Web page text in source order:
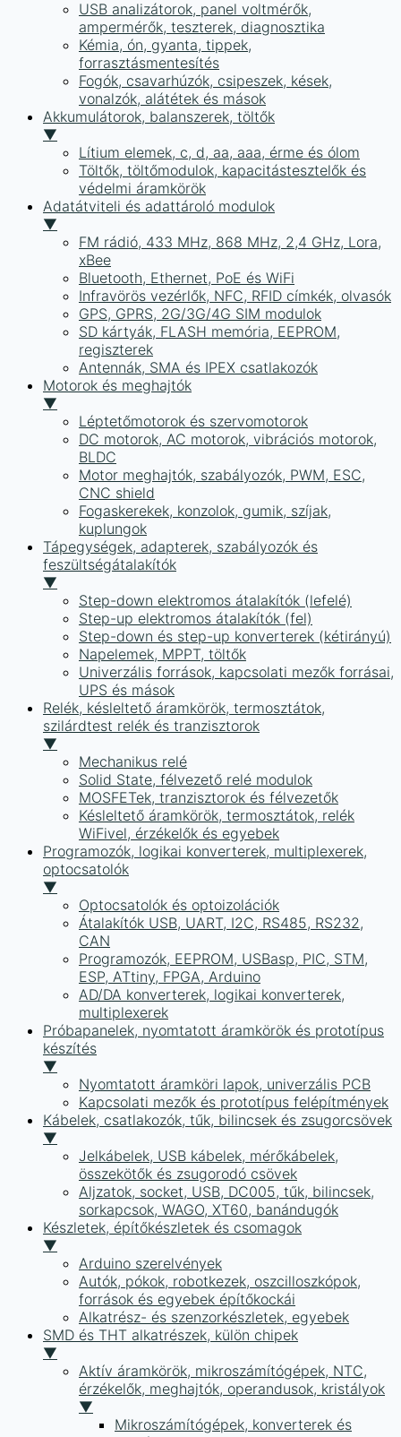
USB analizátorok, panel voltmérők,
ampermérők, teszterek, diagnosztika
Kémia, ón, gyanta, tippek,
forrasztásmentesítés
Fogók, csavarhúzók, csipeszek, kések,
vonalzók, alátétek és mások
Akkumulátorok, balanszerek, töltők
▼
Lítium elemek, c, d, aa, aaa, érme és ólom
Töltők, töltőmodulok, kapacitástesztelők és
védelmi áramkörök
Adatátviteli és adattároló modulok
▼
FM rádió, 433 MHz, 868 MHz, 2,4 GHz, Lora,
xBee
Bluetooth, Ethernet, PoE és WiFi
Infravörös vezérlők, NFC, RFID címkék, olvasók
GPS, GPRS, 2G/3G/4G SIM modulok
SD kártyák, FLASH memória, EEPROM,
regiszterek
Antennák, SMA és IPEX csatlakozók
Motorok és meghajtók
▼
Léptetőmotorok és szervomotorok
DC motorok, AC motorok, vibrációs motorok,
BLDC
Motor meghajtók, szabályozók, PWM, ESC,
CNC shield
Fogaskerekek, konzolok, gumik, szíjak,
kuplungok
Tápegységek, adapterek, szabályozók és
feszültségátalakítók
▼
Step-down elektromos átalakítók (lefelé)
Step-up elektromos átalakítók (fel)
Step-down és step-up konverterek (kétirányú)
Napelemek, MPPT, töltők
Univerzális források, kapcsolati mezők forrásai,
UPS és mások
Relék, késleltető áramkörök, termosztátok,
szilárdtest relék és tranzisztorok
▼
Mechanikus relé
Solid State, félvezető relé modulok
MOSFETek, tranzisztorok és félvezetők
Késleltető áramkörök, termosztátok, relék
WiFivel, érzékelők és egyebek
Programozók, logikai konverterek, multiplexerek,
optocsatolók
▼
Optocsatolók és optoizolációk
Átalakítók USB, UART, I2C, RS485, RS232,
CAN
Programozók, EEPROM, USBasp, PIC, STM,
ESP, ATtiny, FPGA, Arduino
AD/DA konverterek, logikai konverterek,
multiplexerek
Próbapanelek, nyomtatott áramkörök és prototípus
készítés
▼
Nyomtatott áramköri lapok, univerzális PCB
Kapcsolati mezők és prototípus felépítmények
Kábelek, csatlakozók, tűk, bilincsek és zsugorcsövek
▼
Jelkábelek, USB kábelek, mérőkábelek,
összekötők és zsugorodó csövek
Aljzatok, socket, USB, DC005, tűk, bilincsek,
sorkapcsok, WAGO, XT60, banándugók
Készletek, építőkészletek és csomagok
▼
Arduino szerelvények
Autók, pókok, robotkezek, oszcilloszkópok,
források és egyebek építőkockái
Alkatrész- és szenzorkészletek, egyebek
SMD és THT alkatrészek, külön chipek
▼
Aktív áramkörök, mikroszámítógépek, NTC,
érzékelők, meghajtók, operandusok, kristályok
▼
Mikroszámítógépek, konverterek és